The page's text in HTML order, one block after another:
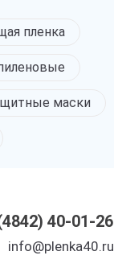
пленка
маски
40-01-26
info@plenka40.ru